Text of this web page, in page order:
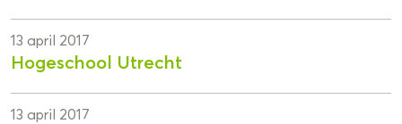
13 april 2017
Hogeschool Utrecht
13 april 2017